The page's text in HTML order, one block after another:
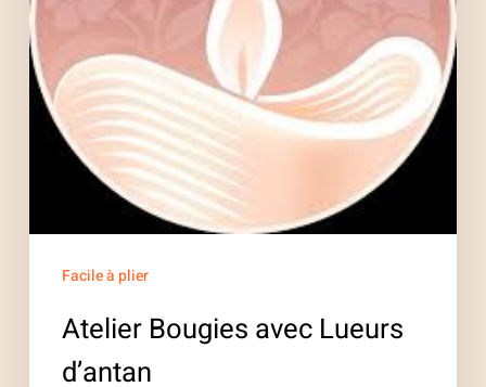
Facile à plier
Atelier Bougies avec Lueurs
d’antan